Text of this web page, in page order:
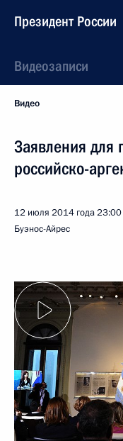
Президент России
Видеозаписи
Видео
Заявления для
российско-
12 июля 2014 года23:00
Буэнос-Айрес